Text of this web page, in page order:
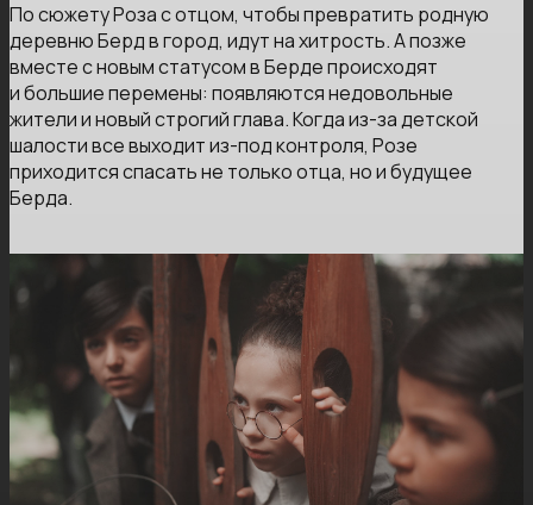
По сюжету Роза с отцом, чтобы превратить родную
деревню Берд в город, идут на хитрость. А позже
вместе с новым статусом в Берде происходят
и большие перемены: появляются недовольные
жители и новый строгий глава. Когда из-за детской
шалости все выходит из-под контроля, Розе
приходится спасать не только отца, но и будущее
Берда.